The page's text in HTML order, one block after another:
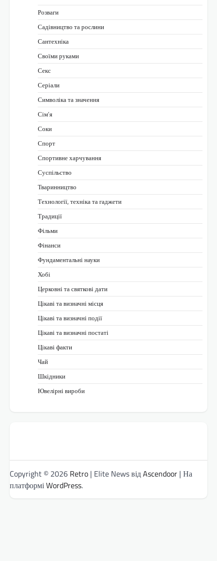
Розваги
Садівництво та рослини
Сантехніка
Своїми руками
Секс
Серіали
Символіка та значення
Сім’я
Соки
Спорт
Спортивне харчування
Суспільство
Тваринництво
Технології, техніка та гаджети
Традиції
Фільми
Фінанси
Фундаментальні науки
Хобі
Церковні та святкові дати
Цікаві та визначні місця
Цікаві та визначні події
Цікаві та визначні постаті
Цікаві факти
Чай
Шкідники
Ювелірні вироби
Copyright © 2026 Retro | Elite News відAscendoor | На
платформіWordPress.